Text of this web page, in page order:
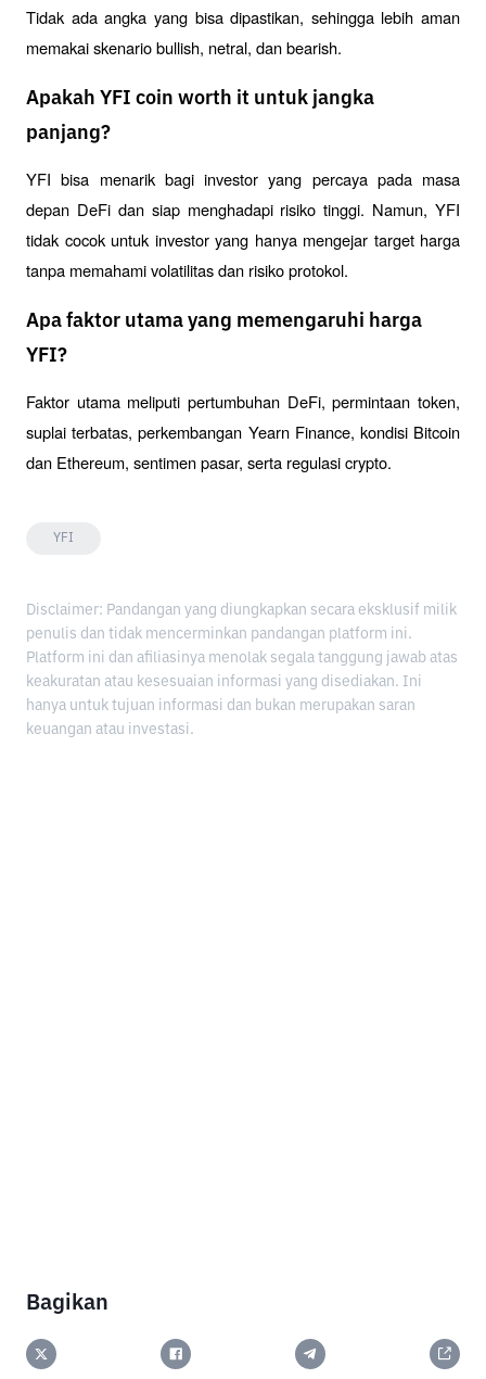
Tidak ada angka yang bisa dipastikan, sehingga lebih aman
memakai skenario bullish, netral, dan bearish.
Apakah YFI coin worth it untuk jangka
panjang?
YFI bisa menarik bagi investor yang percaya pada masa
depan DeFi dan siap menghadapi risiko tinggi. Namun, YFI
tidak cocok untuk investor yang hanya mengejar target harga
tanpa memahami volatilitas dan risiko protokol.
Apa faktor utama yang memengaruhi harga
YFI?
Faktor utama meliputi pertumbuhan DeFi, permintaan token,
suplai terbatas, perkembangan Yearn Finance, kondisi Bitcoin
dan Ethereum, sentimen pasar, serta regulasi crypto.
YFI
Disclaimer: Pandangan yang diungkapkan secara eksklusif milik
penulis dan tidak mencerminkan pandangan platform ini.
Platform ini dan afiliasinya menolak segala tanggung jawab atas
keakuratan atau kesesuaian informasi yang disediakan. Ini
hanya untuk tujuan informasi dan bukan merupakan saran
keuangan atau investasi.
Bagikan